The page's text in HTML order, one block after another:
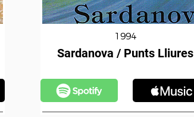
1994
Sardanova / Punts Lliures